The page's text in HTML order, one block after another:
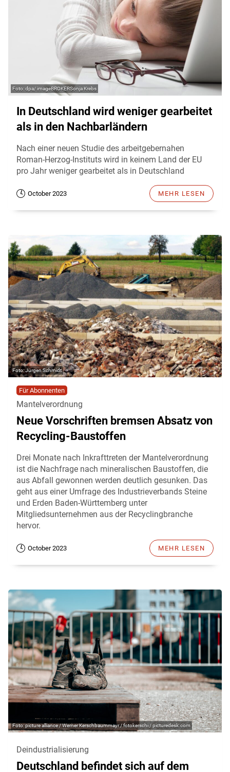
dpa/ imageBROKERSonja Krebs
In Deutschland wird weniger gearbeitet
als in den Nachbarländern
Nach einer neuen Studie des arbeitgebernahen
Roman-Herzog-Instituts wird in keinem Land der EU
pro Jahr weniger gearbeitet als in Deutschland
October 2023 MEHR LESEN
Jürgen Schmidt
Für Abonnenten
Mantelverordnung
Neue Vorschriften bremsen Absatz von
Recycling-Baustoffen
Drei Monate nach Inkrafttreten der Mantelverordnung
ist die Nachfrage nach mineralischen Baustoffen, die
aus Abfall gewonnen werden deutlich gesunken. Das
geht aus einer Umfrage des Industrieverbands Steine
und Erden Baden-Württemberg unter
Mitgliedsunternehmen aus der Recyclingbranche
hervor.
October 2023 MEHR LESEN
picture alliance / Werner Kerschbaummayr / fotokerschi / picturedesk.com
Deindustrialisierung
Deutschland befindet sich auf dem